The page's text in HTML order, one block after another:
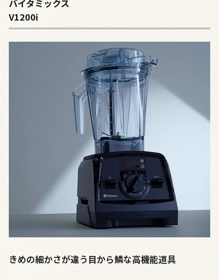
バイタミックス
V1200i
きめの細かさが違う目から鱗な高機能道具